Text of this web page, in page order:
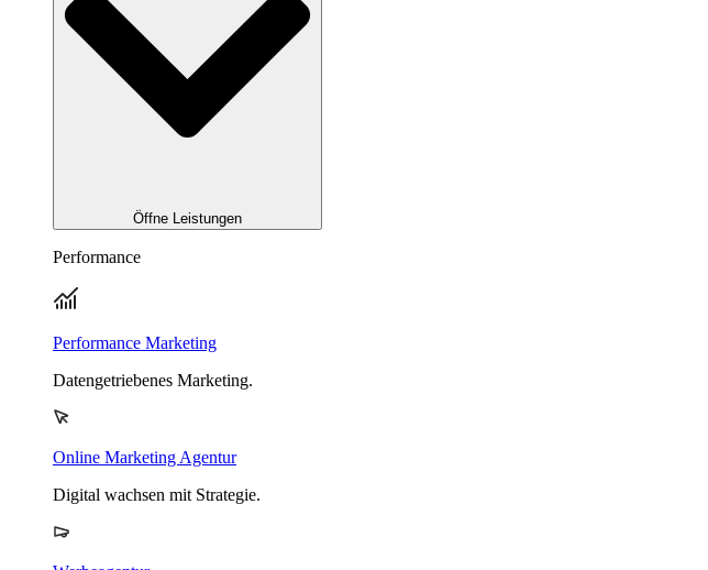
Öffne Leistungen
Performance
Performance Marketing
Datengetriebenes Marketing.
Online Marketing Agentur
Digital wachsen mit Strategie.